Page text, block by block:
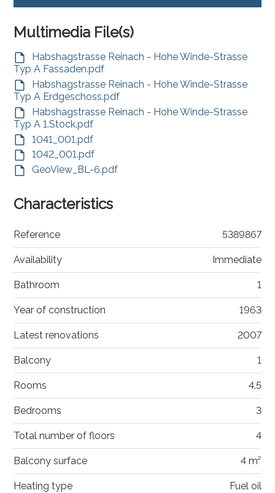
Multimedia File(s)
Habshagstrasse Reinach - Hohe Winde-Strasse
Typ A Fassaden.pdf
Habshagstrasse Reinach - Hohe Winde-Strasse
Typ A Erdgeschoss.pdf
Habshagstrasse Reinach - Hohe Winde-Strasse
Typ A 1.Stock.pdf
1041_001.pdf
1042_001.pdf
GeoView_BL-6.pdf
Characteristics
Reference 5389867
Availability Immediate
Bathroom 1
Year of construction 1963
Latest renovations 2007
Balcony 1
Rooms 4.5
Bedrooms 3
Total number of floors 4
Balcony surface 4 m²
Heating type Fuel oil